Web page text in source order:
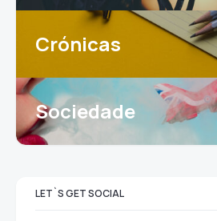
Crónicas
Sociedade
LET`S GET SOCIAL